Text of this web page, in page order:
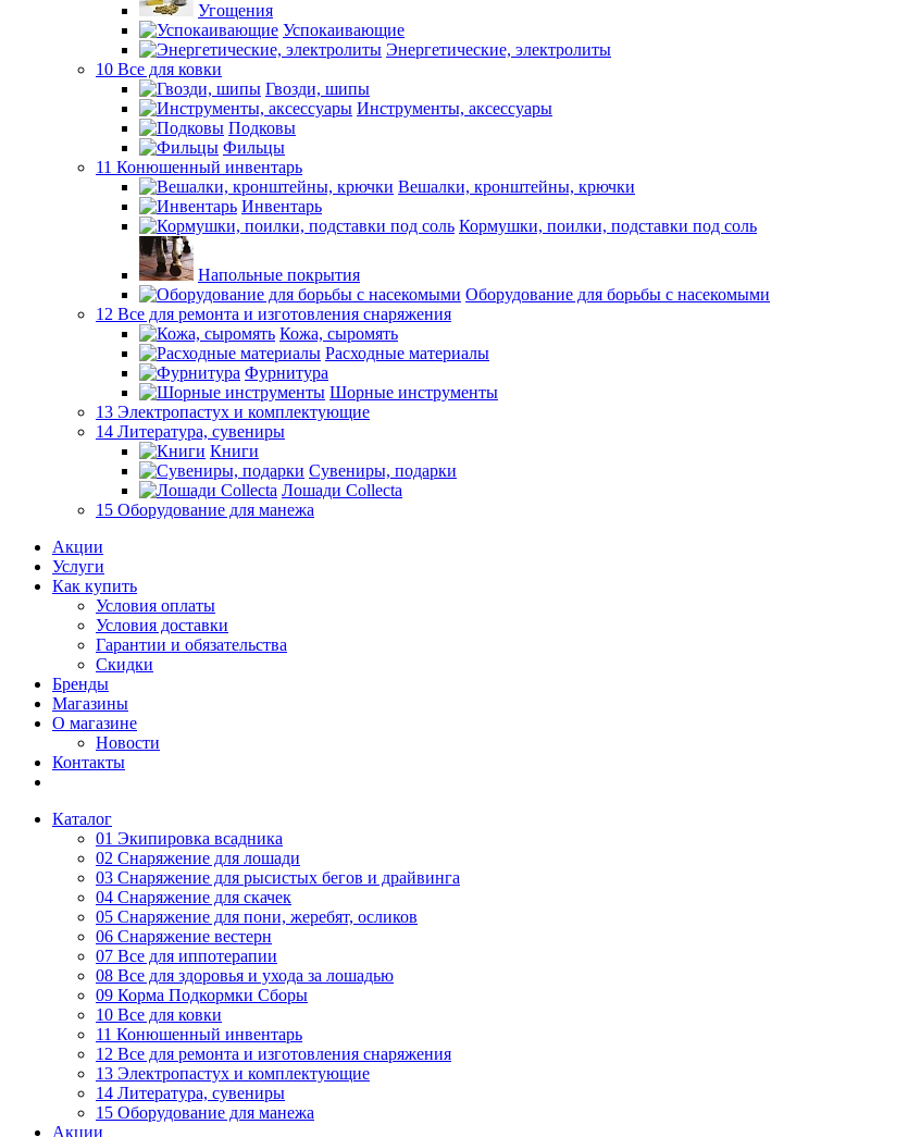
Угощения
Успокаивающие
Энергетические, электролиты
10 Все для ковки
Гвозди, шипы
Инструменты, аксессуары
Подковы
Фильцы
11 Конюшенный инвентарь
Вешалки, кронштейны, крючки
Инвентарь
Кормушки, поилки, подставки под соль
Напольные покрытия
Оборудование для борьбы с насекомыми
12 Все для ремонта и изготовления снаряжения
Кожа, сыромять
Расходные материалы
Фурнитура
Шорные инструменты
13 Электропастух и комплектующие
14 Литература, сувениры
Книги
Сувениры, подарки
Лошади Collecta
15 Оборудование для манежа
Акции
Услуги
Как купить
Условия оплаты
Условия доставки
Гарантии и обязательства
Скидки
Бренды
Магазины
О магазине
Новости
Контакты
Каталог
01 Экипировка всадника
02 Снаряжение для лошади
03 Снаряжение для рысистых бегов и драйвинга
04 Снаряжение для скачек
05 Снаряжение для пони, жеребят, осликов
06 Снаряжение вестерн
07 Все для иппотерапии
08 Все для здоровья и ухода за лошадью
09 Корма Подкормки Сборы
10 Все для ковки
11 Конюшенный инвентарь
12 Все для ремонта и изготовления снаряжения
13 Электропастух и комплектующие
14 Литература, сувениры
15 Оборудование для манежа
Акции